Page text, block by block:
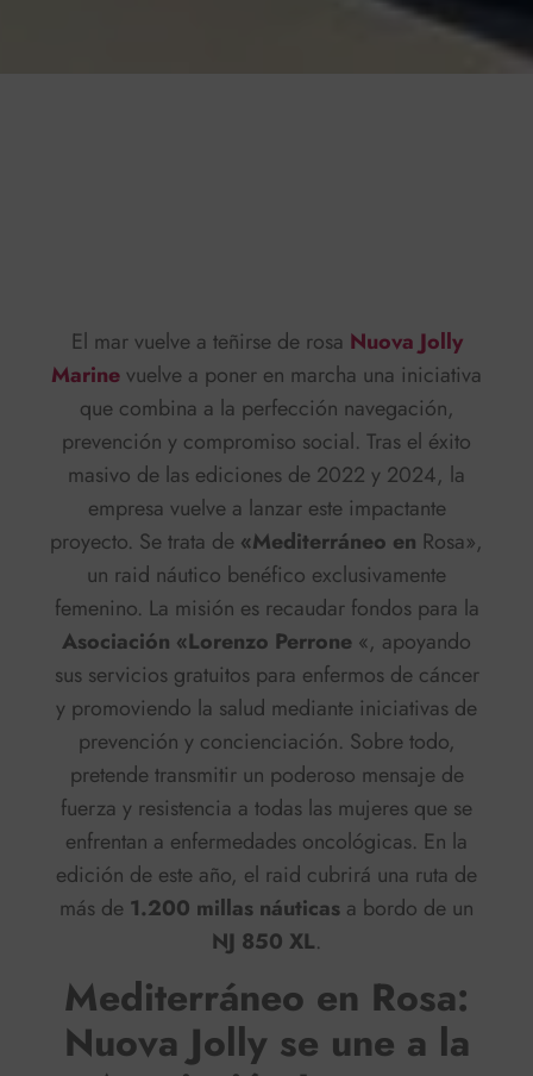
El mar vuelve a teñirse de rosa Nuova Jolly
Marinevuelve a poner en marcha una iniciativa
que combina a la perfección navegación,
prevención y compromiso social. Tras el éxito
masivo de las ediciones de 2022 y 2024, la
empresa vuelve a lanzar este impactante
proyecto. Se trata de «Mediterráneo en Rosa»,
un raid náutico benéfico exclusivamente
femenino. La misión es recaudar fondos para la
Asociación «Lorenzo Perrone «, apoyando
sus servicios gratuitos para enfermos de cáncer
y promoviendo la salud mediante iniciativas de
prevención y concienciación. Sobre todo,
pretende transmitir un poderoso mensaje de
fuerza y resistencia a todas las mujeres que se
enfrentan a enfermedades oncológicas. En la
edición de este año, el raid cubrirá una ruta de
más de 1.200 millas náuticas a bordo de un
NJ 850 XL.
Mediterráneo en Rosa:
Nuova Jolly se une a la